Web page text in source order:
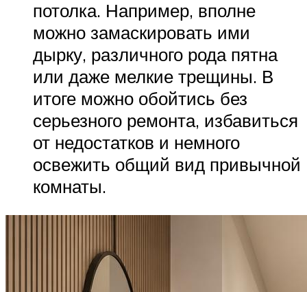
потолка. Например, вполне
можно замаскировать ими
дырку, различного рода пятна
или даже мелкие трещины. В
итоге можно обойтись без
серьезного ремонта, избавиться
от недостатков и немного
освежить общий вид привычной
комнаты.